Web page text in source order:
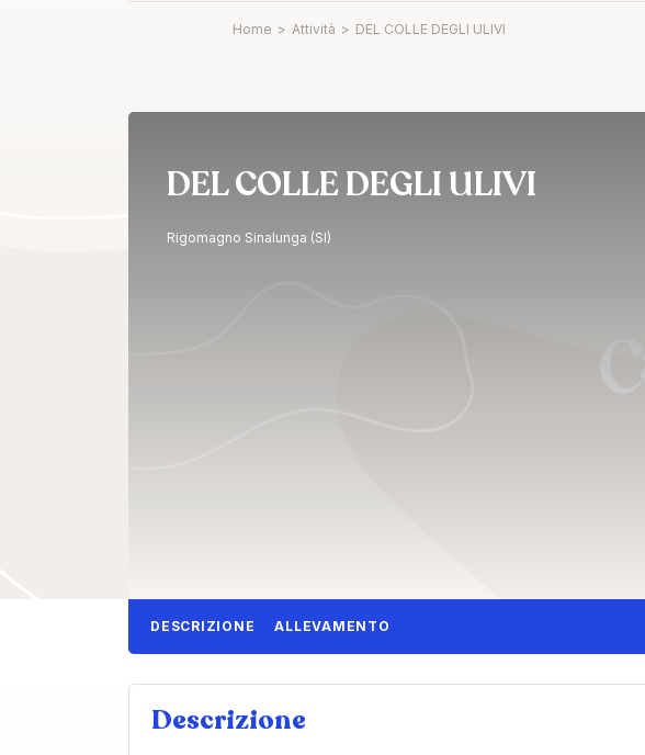
Home > Attività > DEL COLLE DEGLI ULIVI
DEL COLLE DEGLI ULIVI
Rigomagno Sinalunga (SI)
DESCRIZIONE ALLEVAMENTO
Descrizione